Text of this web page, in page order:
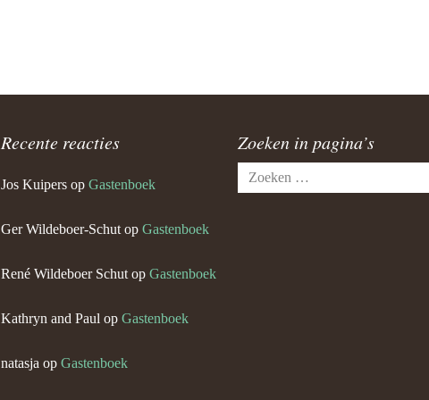
Recente reacties
Jos Kuipers op Gastenboek
Ger Wildeboer-Schut op Gastenboek
René Wildeboer Schut op Gastenboek
Kathryn and Paul op Gastenboek
natasja op Gastenboek
Zoeken in pagina’s
Zoeken
naar: